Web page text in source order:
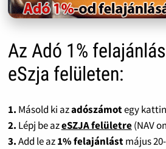
Az Adó 1%
eSzja felületen:
1. Másold ki azadószámotegy
2. Lépj be azeSZJA felületre(NAV
3.Add le az1% felajánlástmájus